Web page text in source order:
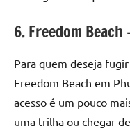
6. Freedom Beach
Para quem deseja
Freedom Beach em
acesso é um pouco
uma trilha ou chegar